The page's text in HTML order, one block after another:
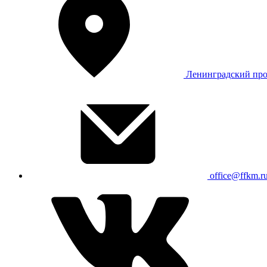
Ленинградский
office@ffkm.ru